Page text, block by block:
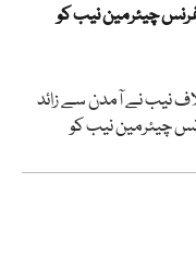
چیئرمین نیب کو
نیب نے آمدن سے زائد
چیئرمین نیب کو